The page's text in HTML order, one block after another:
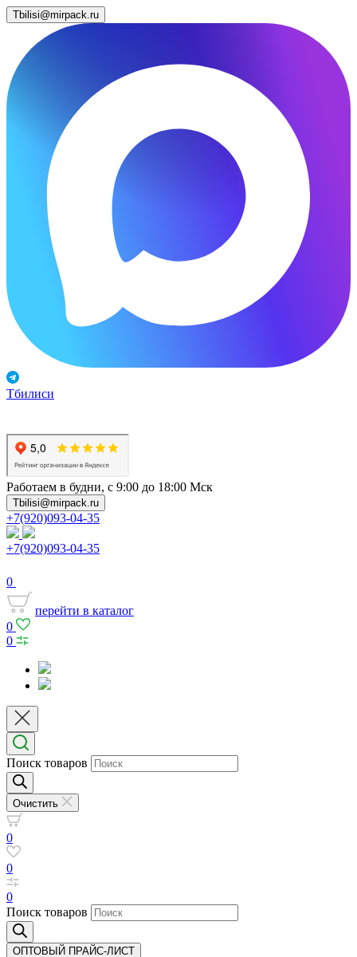
Tbilisi@mirpack.ru
Тбилиси
Работаем в будни, с 9:00 до 18:00 Мск
Tbilisi@mirpack.ru
+7(920)093-04-35
+7(920)093-04-35
0
перейти в каталог
0
0
Поиск товаров
Очистить
0
0
0
Поиск товаров
ОПТОВЫЙ ПРАЙС-ЛИСТ